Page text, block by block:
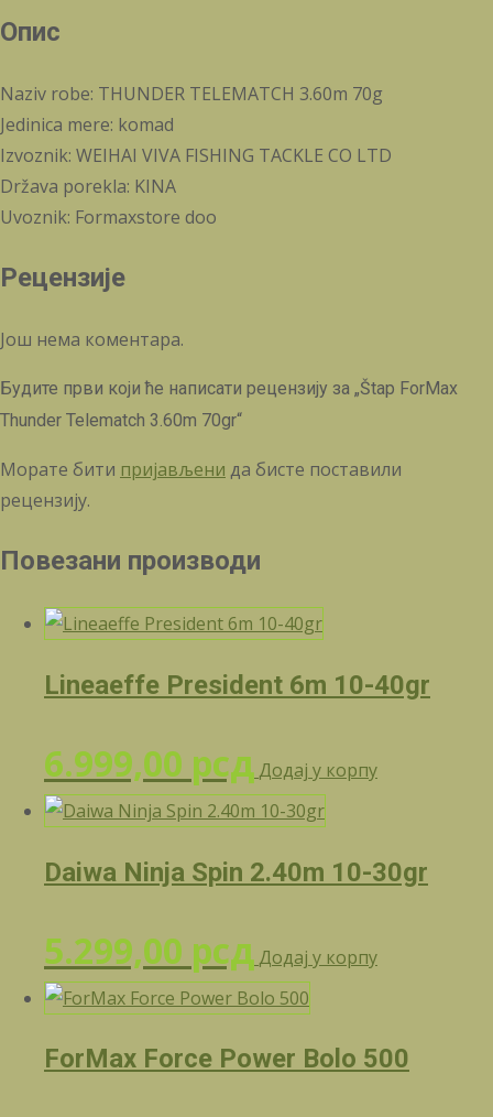
Опис
Naziv robe: THUNDER TELEMATCH 3.60m 70g
Jedinica mere: komad
Izvoznik: WEIHAI VIVA FISHING TACKLE CO LTD
Država porekla: KINA
Uvoznik: Formaxstore doo
Рецензије
Још нема коментара.
Будите први који ће написати рецензију за „Štap ForMax
Thunder Telematch 3.60m 70gr“
Морате бити пријављени да бисте поставили
рецензију.
Повезани производи
Lineaeffe President 6m 10-40gr
6.999,00 рсд Додај у корпу
Daiwa Ninja Spin 2.40m 10-30gr
5.299,00 рсд Додај у корпу
ForMax Force Power Bolo 500